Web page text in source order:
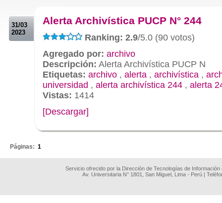
31/03
2023
Alerta Archivística PUCP N° 244
Ranking: 2.9/5.0 (90 votos)
Agregado por: archivo
Descripción: Alerta Archivística PUCP N
Etiquetas: archivo , alerta , archivística ,
universidad , alerta archivística 244 , alerta
Vistas: 1414
[Descargar]
Páginas: 1
Servicio ofrecido por la Dirección de Tecnologías de
Av. Universitaria N° 1801, San Miguel, Lima - Perú |